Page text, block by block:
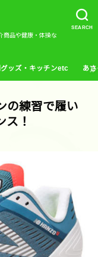
SEARCH
商品や健康・体操な
ッズ・キッチンetc あ
の練習で履い
！